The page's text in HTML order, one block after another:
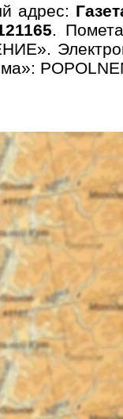
адрес:
.